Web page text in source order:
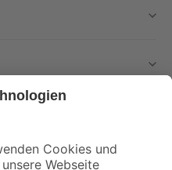
Aktionen mehr verpassen!